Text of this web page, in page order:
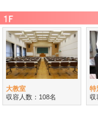
大教室
収容人数：108名
特
収